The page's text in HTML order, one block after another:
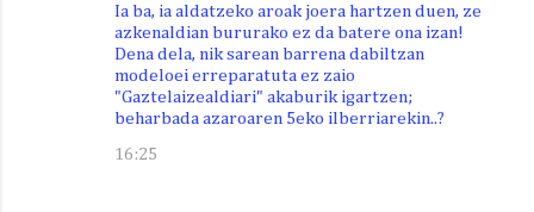
Ia ba, ia aldatzeko aroak joera hartzen duen, ze
azkenaldian bururako ez da batere ona izan!
Dena dela, nik sarean barrena dabiltzan
modeloei erreparatuta ez zaio
"Gaztelaizealdiari" akaburik igartzen;
beharbada azaroaren 5eko ilberriarekin..?
16:25